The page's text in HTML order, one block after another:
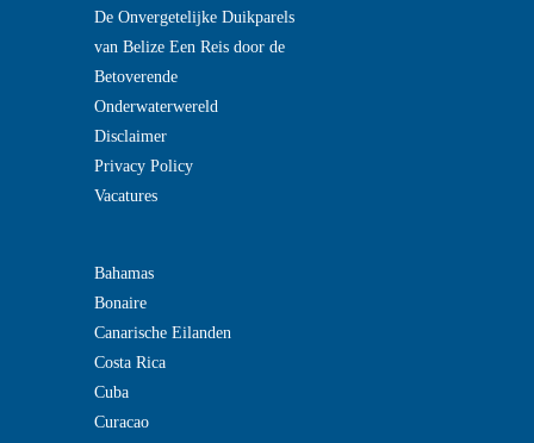
De Onvergetelijke Duikparels
van Belize Een Reis door de
Betoverende
Onderwaterwereld
Disclaimer
Privacy Policy
Vacatures
Bahamas
Bonaire
Canarische Eilanden
Costa Rica
Cuba
Curacao